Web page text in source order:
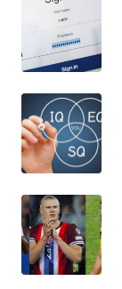
LAPAK
WAHANA
Wahana
Network
KONSUMEN
MASYARAKAT
KELISTRIKAN